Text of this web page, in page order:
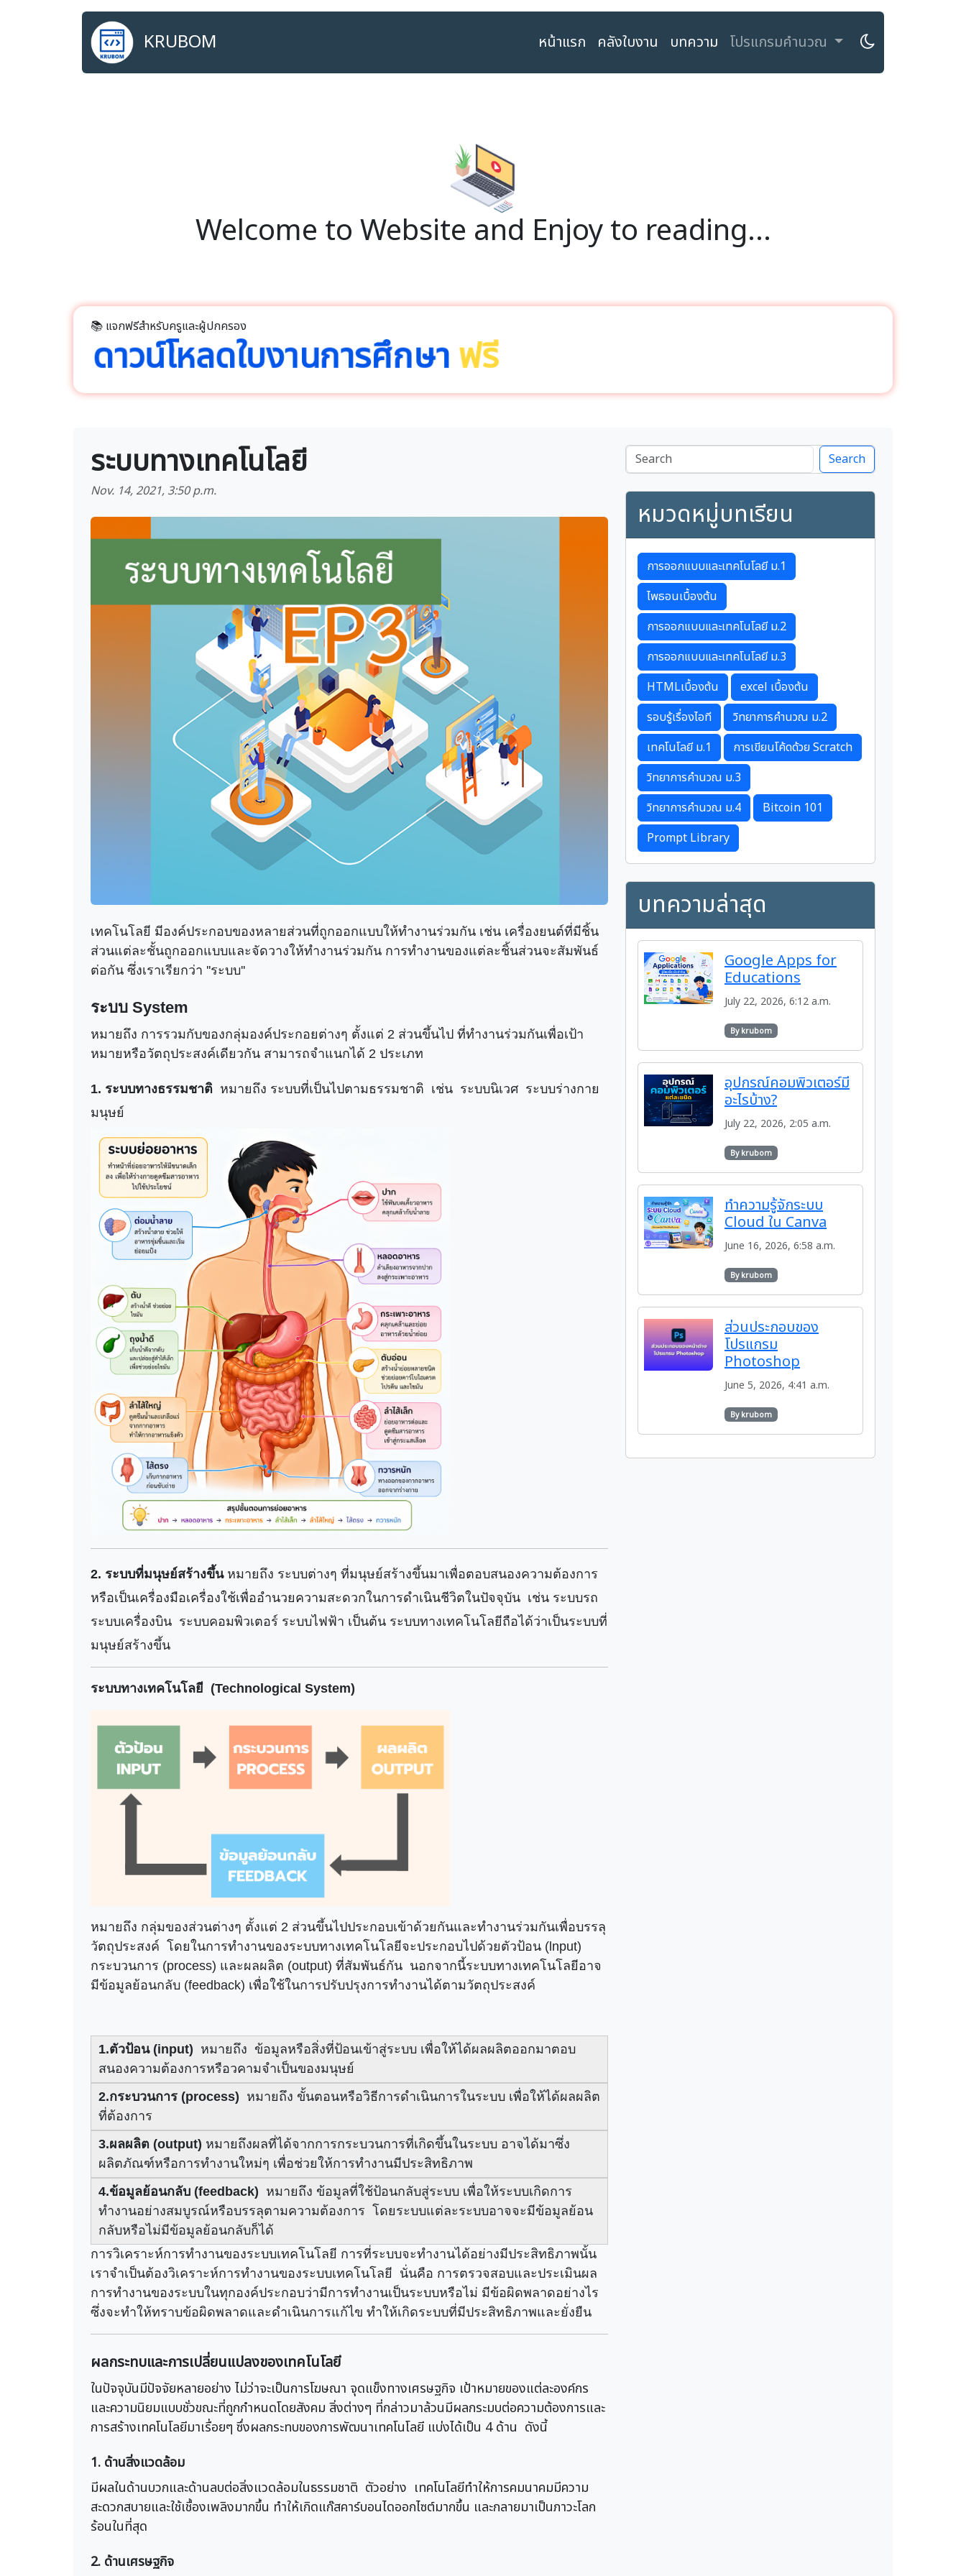
KRUBOM หน้าแรก คลังใบงาน บทความ โปรแกรมคำนวณ
Welcome to Website and Enjoy to reading...
📚 แจกฟรีสำหรับครูและผู้ปกครอง
ดาวน์โหลดใบงานการศึกษาฟรี
ระบบทางเทคโนโลยี
Nov. 14, 2021, 3:50 p.m.
เทคโนโลยี มีองค์ประกอบของหลายส่วนที่ถูกออกแบบให้ทำงานร่วมกัน เช่น เครื่องยนต์ที่มีชิ้น
ส่วนแต่ละชั้นถูกออกแบบและจัดวางให้ทำงานร่วมกัน การทำงานของแต่ละชิ้นส่วนจะสัมพันธ์
ต่อกัน ซึ่งเราเรียกว่า ''ระบบ''
ระบบ System
หมายถึง การรวมกับของกลุ่มองค์ประกอยต่างๆ ตั้งแต่ 2 ส่วนขึ้นไป ที่ทำงานร่วมกันเพื่อเป้า
หมายหรือวัตถุประสงค์เดียวกัน สามารถจำแนกได้ 2 ประเภท
1. ระบบทางธรรมชาติ หมายถึง ระบบที่เป็นไปตามธรรมชาติ เช่น ระบบนิเวศ ระบบร่างกาย
มนุษย์
2. ระบบที่มนุษย์สร้างขึ้นหมายถึง ระบบต่างๆ ที่มนุษย์สร้างขึ้นมาเพื่อตอบสนองความต้องการ
หรือเป็นเครื่องมือเครื่องใช้เพื่ออำนวยความสะดวกในการดำเนินชีวิตในปัจจุบัน เช่น ระบบรถ
ระบบเครื่องบิน ระบบคอมพิวเตอร์ ระบบไฟฟ้า เป็นต้น ระบบทางเทคโนโลยีถือได้ว่าเป็นระบบที่
มนุษย์สร้างขึ้น
ระบบทางเทคโนโลยี (Technological System)
หมายถึง กลุ่มของส่วนต่างๆ ตั้งแต่ 2 ส่วนขึ้นไปประกอบเข้าด้วยกันและทำงานร่วมกันเพื่อบรรลุ
วัตถุประสงค์ โดยในการทำงานของระบบทางเทคโนโลยีจะประกอบไปด้วยตัวป้อน (lnput)
กระบวนการ (process) และผลผลิต (output) ที่สัมพันธ์กัน นอกจากนี้ระบบทางเทคโนโลยีอาจ
มีข้อมูลย้อนกลับ (feedback) เพื่อใช้ในการปรับปรุงการทำงานได้ตามวัตถุประสงค์
1.ตัวป้อน (input) หมายถึง ข้อมูลหรือสิ่งที่ป้อนเข้าสู่ระบบ เพื่อให้ได้ผลผลิตออกมาตอบ
สนองความต้องการหรือวคามจำเป็นของมนุษย์
2.กระบวนการ (process) หมายถึง ขั้นตอนหรือวิธีการดำเนินการในระบบ เพื่อให้ได้ผลผลิต
ที่ต้องการ
3.ผลผลิต (output) หมายถึงผลที่ได้จากการกระบวนการที่เกิดขึ้นในระบบ อาจได้มาซึ่ง
ผลิตภัณฑ์หรือการทำงานใหม่ๆ เพื่อช่วยให้การทำงานมีประสิทธิภาพ
4.ข้อมูลย้อนกลับ (feedback) หมายถึง ข้อมูลที่ใช้ป้อนกลับสู่ระบบ เพื่อให้ระบบเกิดการ
ทำงานอย่างสมบูรณ์หรือบรรลุตามความต้องการ โดยระบบแต่ละระบบอาจจะมีข้อมูลย้อน
กลับหรือไม่มีข้อมูลย้อนกลับก็ได้
การวิเคราะห์การทำงานของระบบเทคโนโลยี การที่ระบบจะทำงานได้อย่างมีประสิทธิภาพนั้น
เราจำเป็นต้องวิเคราะห์การทำงานของระบบเทคโนโลยี นั่นคือ การตรวจสอบและประเมินผล
การทำงานของระบบในทุกองค์ประกอบว่ามีการทำงานเป็นระบบหรือไม่ มีข้อผิดพลาดอย่างไร
ซึ่งจะทำให้ทราบข้อผิดพลาดและดำเนินการแก้ไข ทำให้เกิดระบบที่มีประสิทธิภาพและยั่งยืน
ผลกระทบและการเปลี่ยนแปลงของเทคโนโลยี
ในปัจจุบันมีปัจจัยหลายอย่าง ไม่ว่าจะเป็นการโฆษณา จุดแข็งทางเศรษฐกิจ เป้าหมายของแต่ละองค์กร
และความนิยมแบบชั่วขณะที่ถูกกำหนดโดยสังคม สิ่งต่างๆ ที่กล่าวมาล้วนมีผลกระมบต่อความต้องการและ
การสร้างเทคโนโลยีมาเรื่อยๆ ซึ่งผลกระทบของการพัฒนาเทคโนโลยี แบ่งได้เป็น 4 ด้าน ดังนี้
1. ด้านสิ่งแวดล้อม
มีผลในด้านบวกและด้านลบต่อสิ่งแวดล้อมในธรรมชาติ ตัวอย่าง เทคโนโลยีทำให้การคมนาคมมีความ
สะดวกสบายและใช้เชื้องเพลิงมากขึ้น ทำให้เกิดแก๊สคาร์บอนไดออกไซต์มากขึ้น และกลายมาเป็นภาวะโลก
ร้อนในที่สุด
2. ด้านเศรษฐกิจ
Search
หมวดหมู่บทเรียน
การออกแบบและเทคโนโลยี ม.1
ไพธอนเบื้องต้น
การออกแบบและเทคโนโลยี ม.2
การออกแบบและเทคโนโลยี ม.3
HTMLเบื้องต้น
excel เบื้องต้น
รอบรู้เรื่องไอที
วิทยาการคำนวณ ม.2
เทคโนโลยี ม.1
การเขียนโค้ดด้วย Scratch
วิทยาการคำนวณ ม.3
วิทยาการคำนวณ ม.4
Bitcoin 101
Prompt Library
บทความล่าสุด
Google Apps for
Educations
July 22, 2026, 6:12 a.m.
By krubom
อุปกรณ์คอมพิวเตอร์มี
อะไรบ้าง?
July 22, 2026, 2:05 a.m.
By krubom
ทำความรู้จักระบบ
Cloud ใน Canva
June 16, 2026, 6:58 a.m.
By krubom
ส่วนประกอบของ
โปรแกรม
Photoshop
June 5, 2026, 4:41 a.m.
By krubom